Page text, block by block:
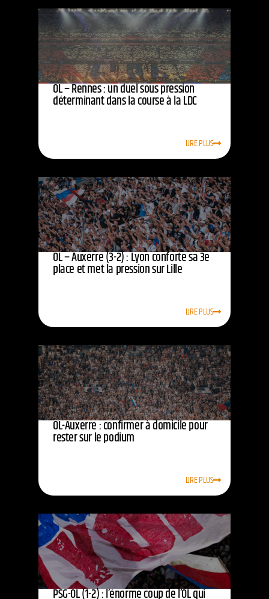
OL – Rennes : un duel sous pression
déterminant dans la course à la LDC
LIRE PLUS
OL – Auxerre (3-2) : Lyon conforte sa 3e
place et met la pression sur Lille
LIRE PLUS
OL-Auxerre : confirmer à domicile pour
rester sur le podium
LIRE PLUS
PSG-OL (1-2) : l’énorme coup de l’OL qui